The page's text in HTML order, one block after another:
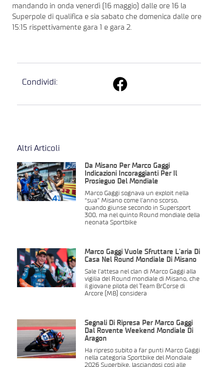
mandando in onda venerdì (16 maggio) dalle ore 16 la
Superpole di qualifica e sia sabato che domenica dalle ore
15:15 rispettivamente gara 1 e gara 2.
Condividi:
Altri Articoli
Da Misano Per Marco Gaggi
Indicazioni Incoraggianti Per Il
Prosieguo Del Mondiale
Marco Gaggi sognava un exploit nella
“sua” Misano come l’anno scorso,
quando giunse secondo in Supersport
300, ma nel quinto Round mondiale della
neonata Sportbike
Marco Gaggi Vuole Sfruttare L’aria Di
Casa Nel Round Mondiale Di Misano
Sale l’attesa nel clan di Marco Gaggi alla
vigilia del Round mondiale di Misano, che
il giovane pilota del Team BrCorse di
Arcore (MB) considera
Segnali Di Ripresa Per Marco Gaggi
Dal Rovente Weekend Mondiale Di
Aragon
Ha ripreso subito a far punti Marco Gaggi
nella categoria Sportbike del Mondiale
2026 Superbike, lasciandosi così alle